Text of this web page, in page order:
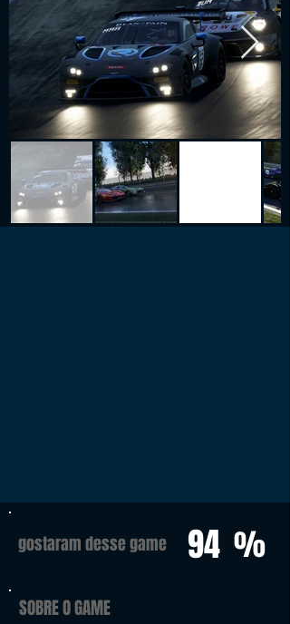
gostaram desse game 94 %
SOBRE O GAME